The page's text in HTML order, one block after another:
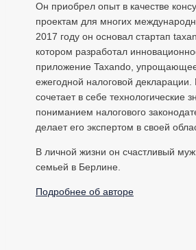
Он приобрел опыт в качестве
проектам для многих
2017 году он основал стартап
котором разработал
приложение Taxando,
ежегодной налоговой
сочетает в себе технологические
пониманием налогового
делает его экспертом в своей
В личной жизни он счастливый
семьей в Берлине.
Подробнее об авторе